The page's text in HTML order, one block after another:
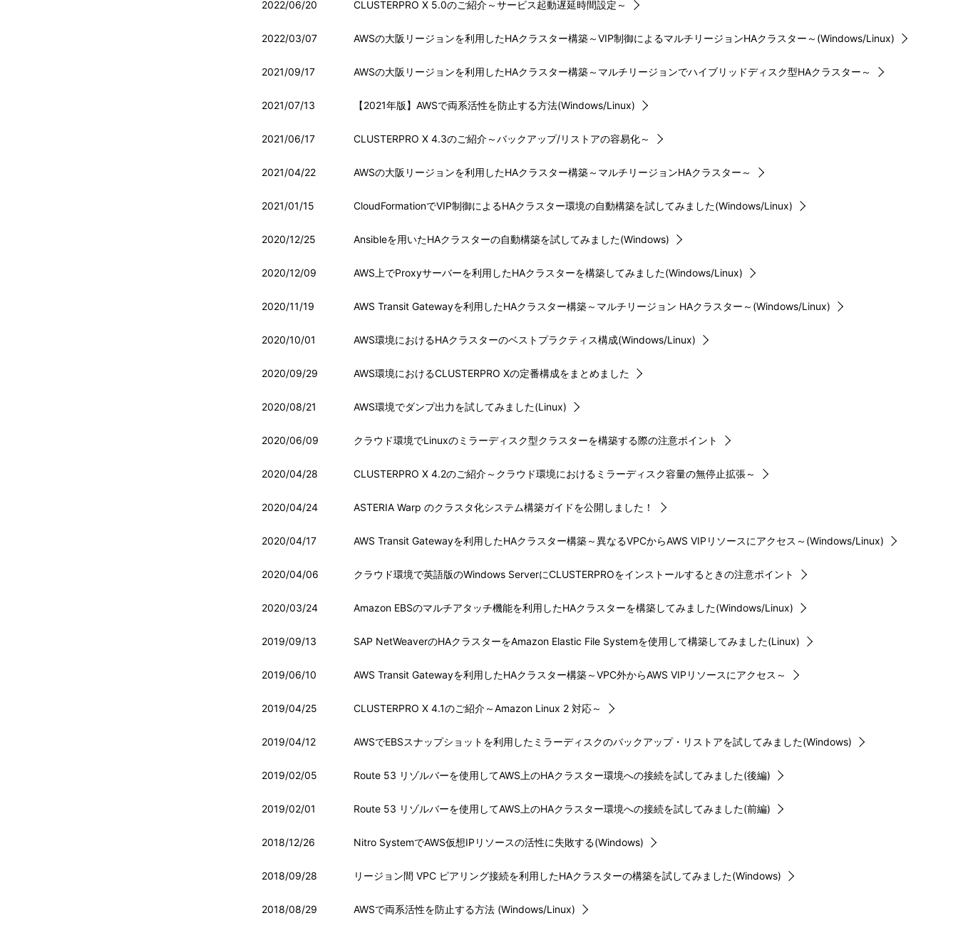
2022/06/20 CLUSTERPRO X 5.0のご紹介～サービス起動遅延時間設定～
2022/03/07 AWSの大阪リージョンを利用したHAクラスター構築～VIP制御によるマルチリージョンHAクラスター～(Windows/Linux)
2021/09/17 AWSの大阪リージョンを利用したHAクラスター構築～マルチリージョンでハイブリッドディスク型HAクラスター～
2021/07/13 【2021年版】AWSで両系活性を防止する方法(Windows/Linux)
2021/06/17 CLUSTERPRO X 4.3のご紹介～バックアップ/リストアの容易化～
2021/04/22 AWSの大阪リージョンを利用したHAクラスター構築～マルチリージョンHAクラスター～
2021/01/15 CloudFormationでVIP制御によるHAクラスター環境の自動構築を試してみました(Windows/Linux)
2020/12/25 Ansibleを用いたHAクラスターの自動構築を試してみました(Windows)
2020/12/09 AWS上でProxyサーバーを利用したHAクラスターを構築してみました(Windows/Linux)
2020/11/19 AWS Transit Gatewayを利用したHAクラスター構築～マルチリージョン HAクラスター～(Windows/Linux)
2020/10/01 AWS環境におけるHAクラスターのベストプラクティス構成(Windows/Linux)
2020/09/29 AWS環境におけるCLUSTERPRO Xの定番構成をまとめました
2020/08/21 AWS環境でダンプ出力を試してみました(Linux)
2020/06/09 クラウド環境でLinuxのミラーディスク型クラスターを構築する際の注意ポイント
2020/04/28 CLUSTERPRO X 4.2のご紹介～クラウド環境におけるミラーディスク容量の無停止拡張～
2020/04/24 ASTERIA Warp のクラスタ化システム構築ガイドを公開しました！
2020/04/17 AWS Transit Gatewayを利用したHAクラスター構築～異なるVPCからAWS VIPリソースにアクセス～(Windows/Linux)
2020/04/06 クラウド環境で英語版のWindows ServerにCLUSTERPROをインストールするときの注意ポイント
2020/03/24 Amazon EBSのマルチアタッチ機能を利用したHAクラスターを構築してみました(Windows/Linux)
2019/09/13 SAP NetWeaverのHAクラスターをAmazon Elastic File Systemを使用して構築してみました(Linux)
2019/06/10 AWS Transit Gatewayを利用したHAクラスター構築～VPC外からAWS VIPリソースにアクセス～
2019/04/25 CLUSTERPRO X 4.1のご紹介～Amazon Linux 2 対応～
2019/04/12 AWSでEBSスナップショットを利用したミラーディスクのバックアップ・リストアを試してみました(Windows)
2019/02/05 Route 53 リゾルバーを使用してAWS上のHAクラスター環境への接続を試してみました(後編)
2019/02/01 Route 53 リゾルバーを使用してAWS上のHAクラスター環境への接続を試してみました(前編)
2018/12/26 Nitro SystemでAWS仮想IPリソースの活性に失敗する(Windows)
2018/09/28 リージョン間 VPC ピアリング接続を利用したHAクラスターの構築を試してみました(Windows)
2018/08/29 AWSで両系活性を防止する方法 (Windows/Linux)